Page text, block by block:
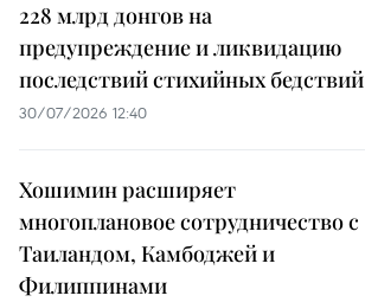
228 млрд донгов на
предупреждение и ликвидацию
последствий стихийных бедствий
30/07/2026 12:40
Хошимин расширяет
многоплановое сотрудничество с
Таиландом, Камбоджей и
Филиппинами